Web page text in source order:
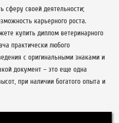
сферу своей деятельности;
карьерного роста.
купить диплом ветеринарного
практически любого
с оригинальными знаками и
документ – это еще одна
при наличии богатого опыта и